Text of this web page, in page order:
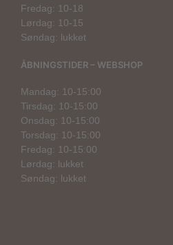
Fredag: 10-18
Lørdag: 10-15
Søndag: lukket
ÅBNINGSTIDER – WEBSHOP
Mandag: 10-15:00
Tirsdag: 10-15:00
Onsdag: 10-15:00
Torsdag: 10-15:00
Fredag: 10-15:00
Lørdag: lukket
Søndag: lukket